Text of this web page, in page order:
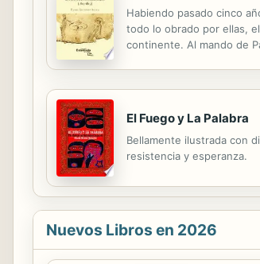
Habiendo pasado cinco
todo lo obrado por ellas,
continente. Al mando de
El Fuego y La Palabra
Bellamente ilustrada con
resistencia y esperanza.
Nuevos Libros en 2026